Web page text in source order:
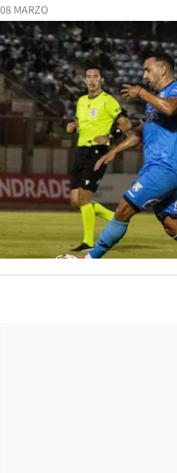
08 MARZO